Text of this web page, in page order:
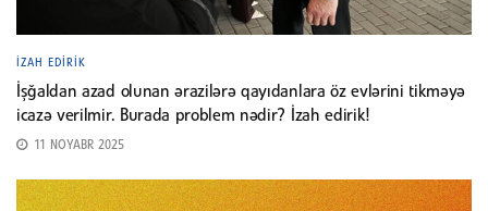
İZAH EDIRIK
İşğaldan azad olunan ərazilərə qayıdanlara öz evlərini tikməyə
icazə verilmir. Burada problem nədir? İzah edirik!
11 NOYABR 2025